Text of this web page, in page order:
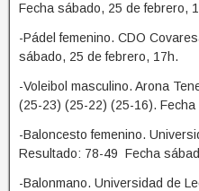
Fecha sábado, 25 de febrero,
-Pádel femenino. CDO
sábado, 25 de febrero, 17h.
-Voleibol masculino. Arona
(25-23) (25-22) (25-16).
-Baloncesto femenino.
Resultado: 78-49 Fecha
-Balonmano. Universidad de